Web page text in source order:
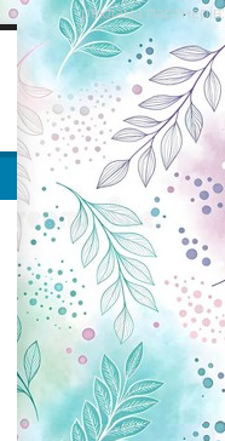
реклама партнерів: